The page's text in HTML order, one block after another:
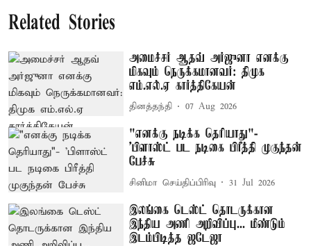
Related Stories
அமைச்சர் ஆதவ் அர்ஜுனா எனக்கு
மிகவும் நெருக்கமானவர்: திமுக
எம்.எல்.ஏ கார்த்திகேயன்
தினத்தந்தி 07 Aug 2026
"எனக்கு நடிக்க தெரியாது"-
'பிளாஸ்ட் பட நடிகை பிரீத்தி முகுந்தன்
பேச்சு
சினிமா செய்திப்பிரிவு 31 Jul 2026
இலங்கை டெஸ்ட் தொடருக்கான
இந்திய அணி அறிவிப்பு... மீண்டும்
இடம்பிடித்த ஜடேஜா